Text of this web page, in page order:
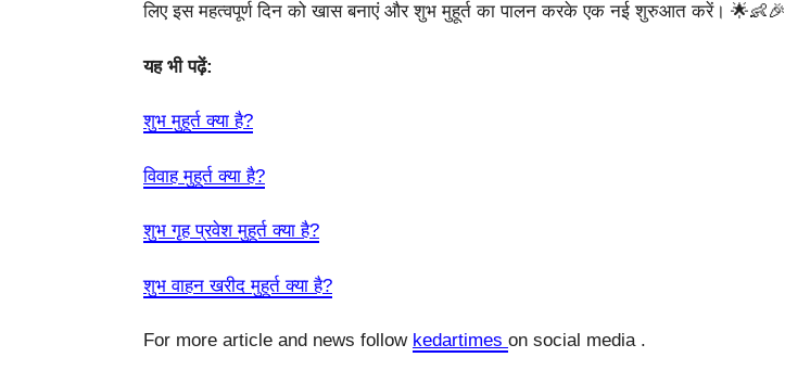
लिए इस महत्वपूर्ण दिन को खास बनाएं और शुभ मुहूर्त का पालन करके एक नई शुरुआत करें। 🌟👶🎉
यह भी पढ़ें:
शुभ मुहूर्त क्या है?
विवाह मुहूर्त क्या है?
शुभ गृह प्रवेश मुहूर्त क्या है?
शुभ वाहन खरीद मुहूर्त क्या है?
For more article and news follow kedartimes on social media .